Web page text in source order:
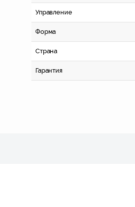
Управление
Форма
Страна
Гарантия